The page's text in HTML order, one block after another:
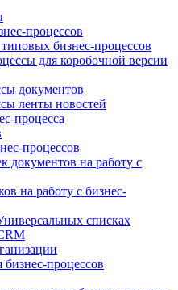
процессов
бизнес-процессов
для коробочной версии
документов
ленты новостей
процесса
процессов
документов на работу с
на работу с бизнес-
списках
процессов